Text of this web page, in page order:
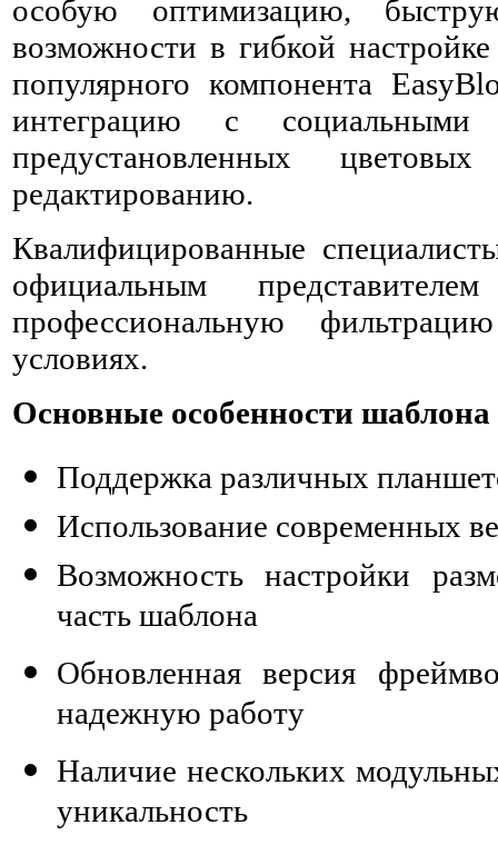
особую оптимизацию,
возможности в гибкой
популярного компонента
интеграцию с
предустановленных
редактированию.
Квалифицированные
официальным
профессиональную
условиях.
Основные особенности
Поддержка различных
Использование современных
Возможность настройки
часть шаблона
Обновленная версия
надежную работу
Наличие нескольких
уникальность